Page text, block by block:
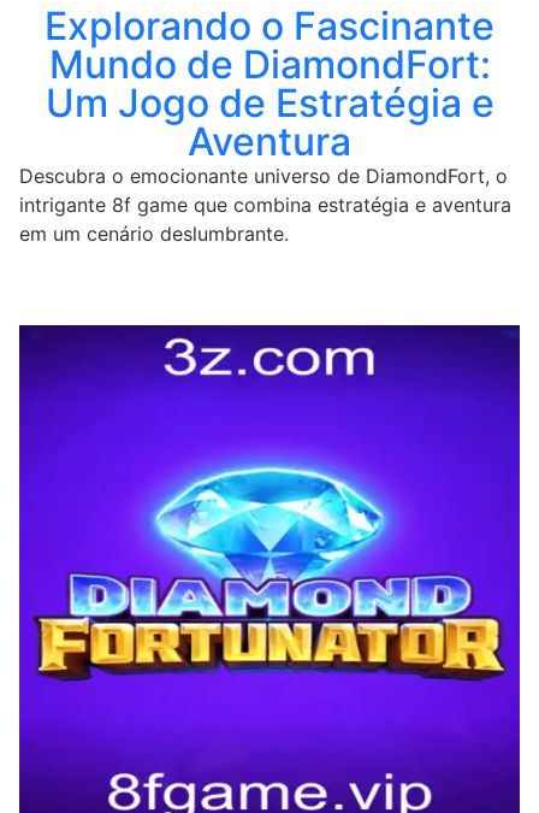
Explorando o Fascinante
Mundo de DiamondFort:
Um Jogo de Estratégia e
Aventura
Descubra o emocionante universo de DiamondFort, o
intrigante 8f game que combina estratégia e aventura
em um cenário deslumbrante.